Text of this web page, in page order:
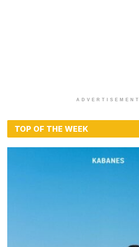
ADVERTISEMENT
TOP OF THE WEEK